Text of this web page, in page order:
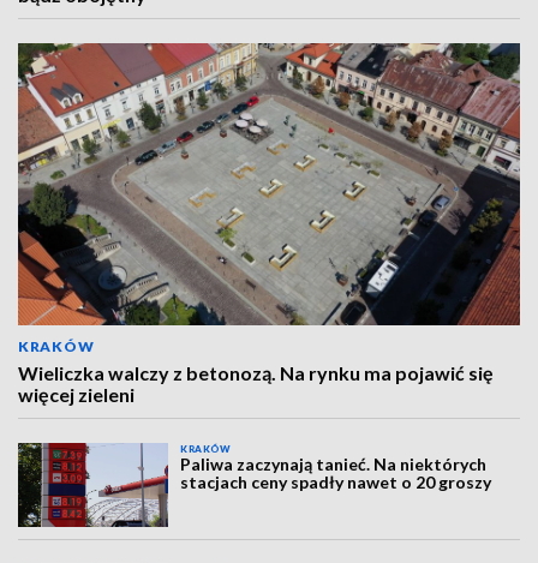
KRAKÓW
Wieliczka walczy z betonozą. Na rynku ma pojawić się
więcej zieleni
KRAKÓW
Paliwa zaczynają tanieć. Na niektórych
stacjach ceny spadły nawet o 20 groszy